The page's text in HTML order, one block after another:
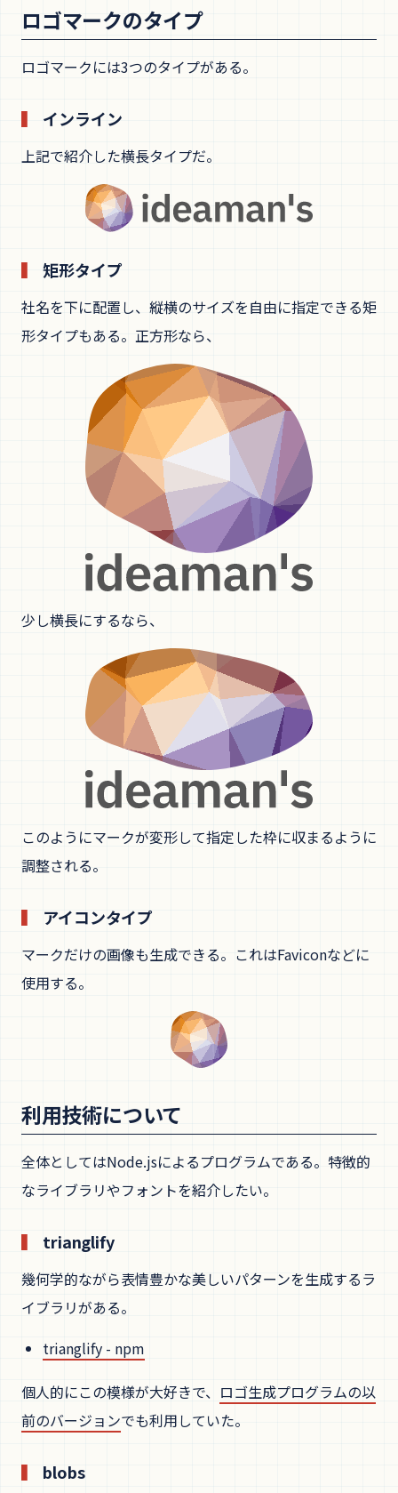
ロゴマークのタイプ
ロゴマークには3つのタイプがある。
インライン
上記で紹介した横長タイプだ。
矩形タイプ
社名を下に配置し、縦横のサイズを自由に指定できる矩
形タイプもある。正方形なら、
少し横長にするなら、
このようにマークが変形して指定した枠に収まるように
調整される。
アイコンタイプ
マークだけの画像も生成できる。これはFaviconなどに
使用する。
利用技術について
全体としてはNode.jsによるプログラムである。特徴的
なライブラリやフォントを紹介したい。
trianglify
幾何学的ながら表情豊かな美しいパターンを生成するラ
イブラリがある。
trianglify - npm
個人的にこの模様が大好きで、 ロゴ生成プログラムの以
前のバージョンでも利用していた。
blobs